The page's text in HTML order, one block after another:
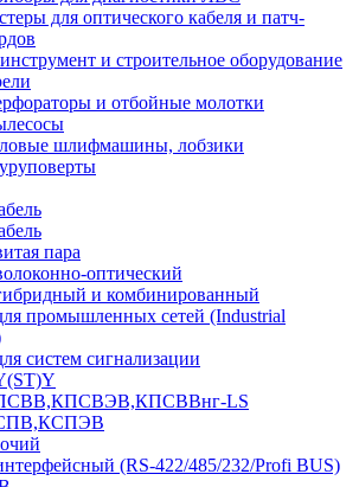
для оптического кабеля и патч-
и строительное оборудование
и отбойные молотки
шлифмашины, лобзики
пара
оптический
и комбинированный
промышленных сетей (Industrial
систем сигнализации
LS
(RS-422/485/232/Profi BUS)